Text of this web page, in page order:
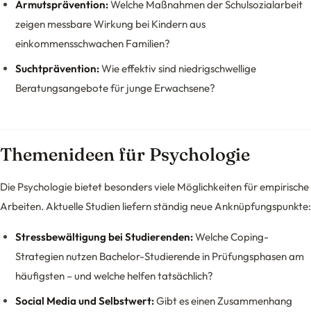
Armutsprävention:Welche Maßnahmen der Schulsozialarbeit
zeigen messbare Wirkung bei Kindern aus
einkommensschwachen Familien?
Suchtprävention:Wie effektiv sind niedrigschwellige
Beratungsangebote für junge Erwachsene?
Themenideen für Psychologie
Die Psychologie bietet besonders viele Möglichkeiten für empirische
Arbeiten. Aktuelle Studien liefern ständig neue Anknüpfungspunkte:
Stressbewältigung bei Studierenden:Welche Coping-
Strategien nutzen Bachelor-Studierende in Prüfungsphasen am
häufigsten – und welche helfen tatsächlich?
Social Media und Selbstwert:Gibt es einen Zusammenhang